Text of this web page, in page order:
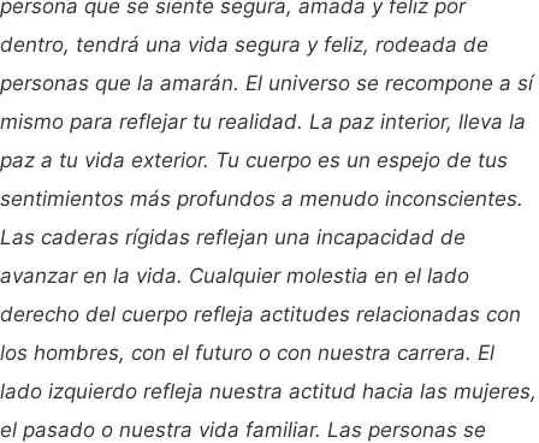
persona que se siente segura, amada y feliz por
dentro, tendrá una vida segura y feliz, rodeada de
personas que la amarán. El universo se recompone a sí
mismo para reflejar tu realidad. La paz interior, lleva la
paz a tu vida exterior. Tu cuerpo es un espejo de tus
sentimientos más profundos a menudo inconscientes.
Las caderas rígidas reflejan una incapacidad de
avanzar en la vida. Cualquier molestia en el lado
derecho del cuerpo refleja actitudes relacionadas con
los hombres, con el futuro o con nuestra carrera. El
lado izquierdo refleja nuestra actitud hacia las mujeres,
el pasado o nuestra vida familiar. Las personas se